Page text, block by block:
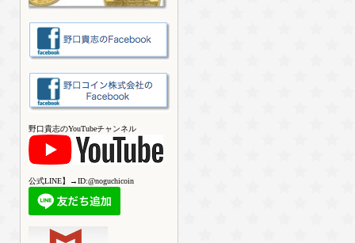
野口貴志のYouTubeチャンネル
公式LINE】→ID:@noguchicoin